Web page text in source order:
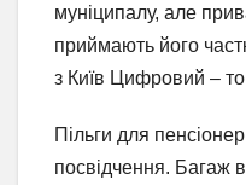
муніципалу, але
приймають його
з Київ Цифровий –
Пільги для
посвідчення. Багаж